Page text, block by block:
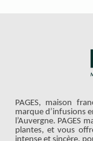
PAGES, maison
marque d’infusions
l’Auvergne. PAGES
plantes, et vous